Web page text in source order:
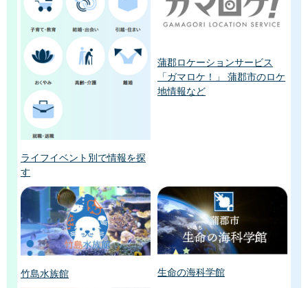
ライフイベント別で情報を探
す
蒲郡ロケーションサービス
「ガマロケ！」 蒲郡市のロケ
地情報など
竹島水族館 生命の海科学館